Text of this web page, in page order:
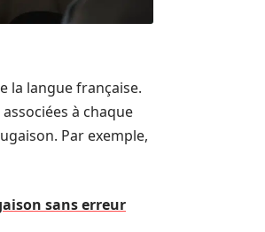
la langue française.
associées à chaque
Par exemple,
sans erreur